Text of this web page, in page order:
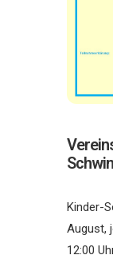
Kinder-
August,
12:00